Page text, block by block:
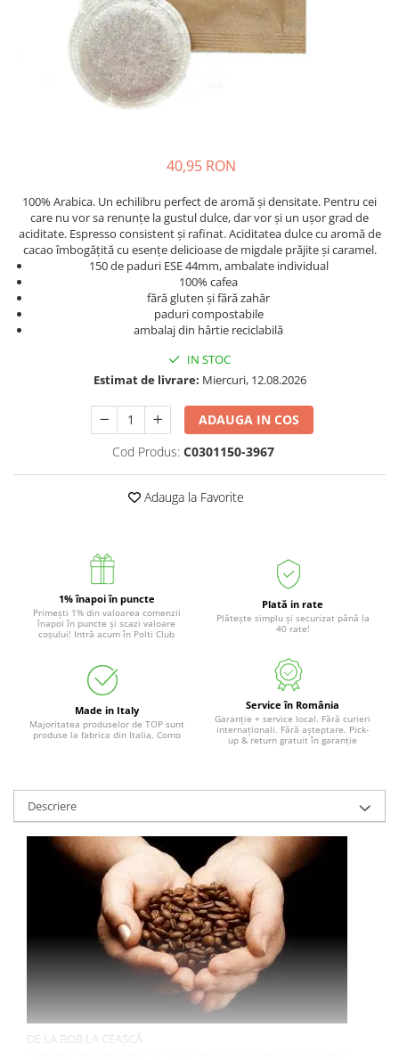
Espresoare cu capsule
Cafea capsule
Cafea boabe
Espresoare cafea
Curatator aburi
Solutii pentru plosnite
Accesorii & Consumabile
Accesorii statii de calcat
Accesorii curatatoare cu abur
Accesorii aspiratoare
Accesorii dispozitive profesionale
Carduri Cadou
Pachete & Oferte
40,95 RON
100% Arabica. Un echilibru perfect de aromă și densitate. Pentru cei
care nu vor sa renunțe la gustul dulce, dar vor și un ușor grad de
aciditate. Espresso consistent și rafinat. Aciditatea dulce cu aromă de
cacao îmbogățită cu esențe delicioase de migdale prăjite și caramel.
150 de paduri ESE 44mm, ambalate individual
100% cafea
fără gluten și fără zahăr
paduri compostabile
ambalaj din hârtie reciclabilă
IN STOC
Estimat de livrare: Miercuri, 12.08.2026
ADAUGA IN COS
Cod Produs: C0301150-3967
Adauga la Favorite
1% înapoi în puncte
Primești 1% din valoarea comenzii
înapoi în puncte și scazi valoare
coșului! Intră acum în Polti Club
Plată in rate
Plătește simplu și securizat până la
40 rate!
Made in Italy
Majoritatea produselor de TOP sunt
produse la fabrica din Italia, Como
Service în România
Garanție + service local. Fără curieri
internaționali. Fără așteptare. Pick-
up & return gratuit în garanție
Descriere
DE LA BOB LA CEAȘCĂ